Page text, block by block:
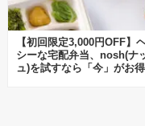
【初回限定3,000円OFF】
シーな宅配弁当、nosh(ナ
ュ)を試すなら「今」がお